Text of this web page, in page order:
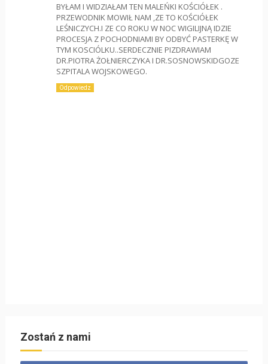
BYŁAM I WIDZIAŁAM TEN MALEŃKI KOŚCIÓŁEK .
PRZEWODNIK MOWIŁ NAM ,ZE TO KOŚCIÓŁEK
LEŚNICZYCH.I ZE CO ROKU W NOC WIGILIJNĄ IDZIE
PROCESJA Z POCHODNIAMI BY ODBYĆ PASTERKĘ W
TYM KOSCIÓLKU..SERDECZNIE PIZDRAWIAM
DR.PIOTRA ŻOŁNIERCZYKA I DR.SOSNOWSKIDGOZE
SZPITALA WOJSKOWEGO.
Odpowiedz
Zostań z nami